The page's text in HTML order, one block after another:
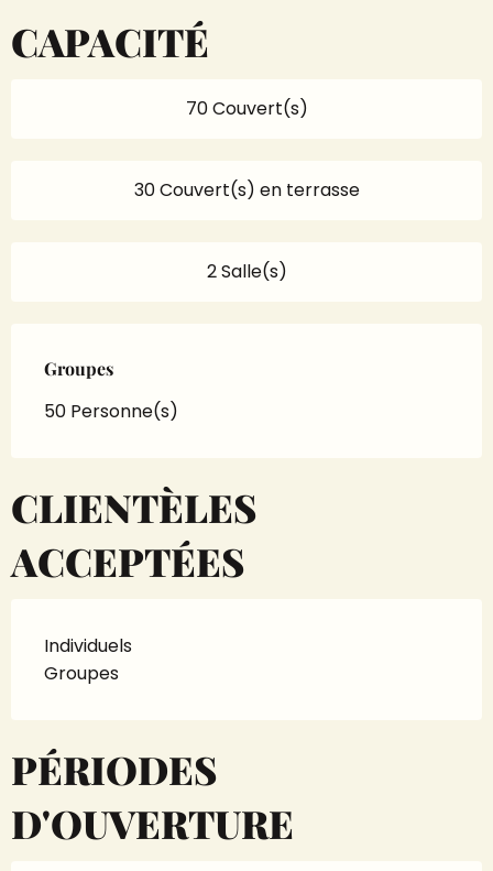
CAPACITÉ
70 Couvert(s)
30 Couvert(s) en terrasse
2 Salle(s)
Groupes
Groupes
50 Personne(s)
CLIENTÈLES
ACCEPTÉES
Individuels
Groupes
PÉRIODES
D'OUVERTURE